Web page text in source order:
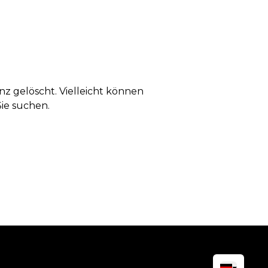
gelöscht. Vielleicht können
suchen.